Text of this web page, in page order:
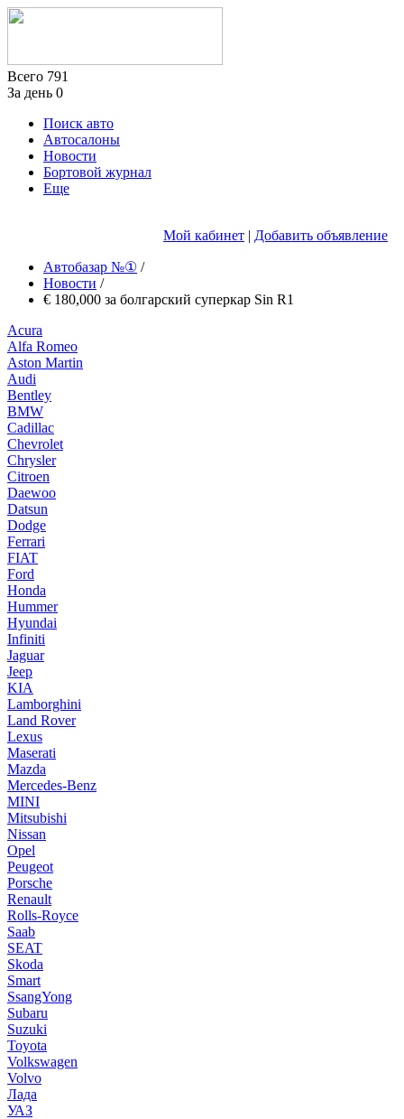
Всего 791
За день 0
Поиск авто
Автосалоны
Новости
Бортовой журнал
Еще
Мой кабинет | Добавить объявление
Автобазар №① /
Новости /
€ 180,000 за болгарский суперкар Sin R1
Acura
Alfa Romeo
Aston Martin
Audi
Bentley
BMW
Cadillac
Chevrolet
Chrysler
Citroen
Daewoo
Datsun
Dodge
Ferrari
FIAT
Ford
Honda
Hummer
Hyundai
Infiniti
Jaguar
Jeep
KIA
Lamborghini
Land Rover
Lexus
Maserati
Mazda
Mercedes-Benz
MINI
Mitsubishi
Nissan
Opel
Peugeot
Porsche
Renault
Rolls-Royce
Saab
SEAT
Skoda
Smart
SsangYong
Subaru
Suzuki
Toyota
Volkswagen
Volvo
Лада
УАЗ